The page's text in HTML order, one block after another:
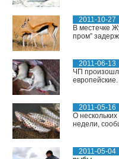
2011-10-27
В местечке
пром”
2011-06-13
ЧП
2011-05-16
О
недели,
2011-05-04